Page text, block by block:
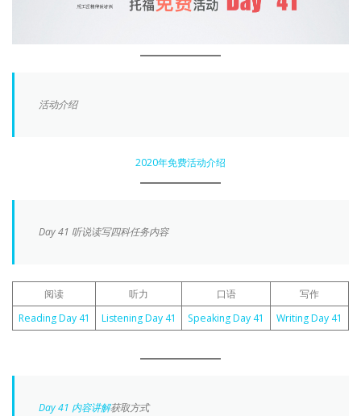
活动介绍
2020年免费活动介绍
Day 41 听说读写四科任务内容
阅读 听力 口语
写作
Reading Day 41
Listening Day 41 Speaking Day 41 Writing Day 41
Day 41 内容讲解获取方式